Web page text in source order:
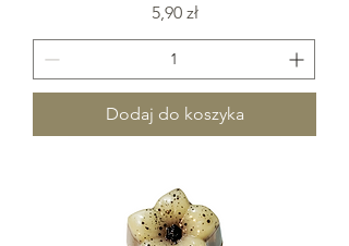
Cena
5,90 zł
Dodaj do koszyka